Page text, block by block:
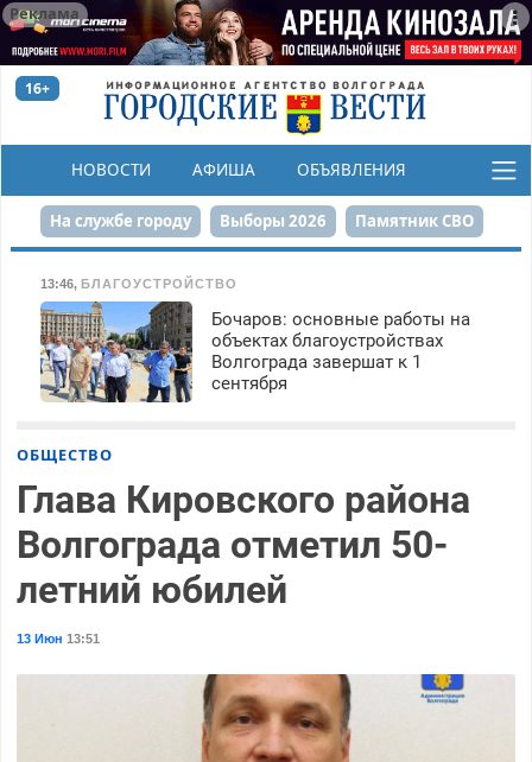
Реклама
16+
НОВОСТИ АФИША ОБЪЯВЛЕНИЯ
КОНКУРСЫ
На службе городу Выборы 2026 Памятник СВО
Сталинград в сердце
Набережная День Победы Реконструкция ЦПКиО
80-летие Победы Парк Героев-летчиков
13:46, БЛАГОУСТРОЙСТВО
Бочаров: основные работы на
объектах благоустройствах
Волгограда завершат к 1
сентября
ОБЩЕСТВО
Глава Кировского района
Волгограда отметил 50-
летний юбилей
13 Июн 13:51